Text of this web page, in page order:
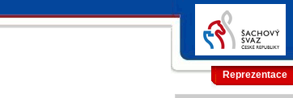
Reprezentace